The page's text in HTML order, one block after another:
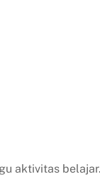
aktivitas